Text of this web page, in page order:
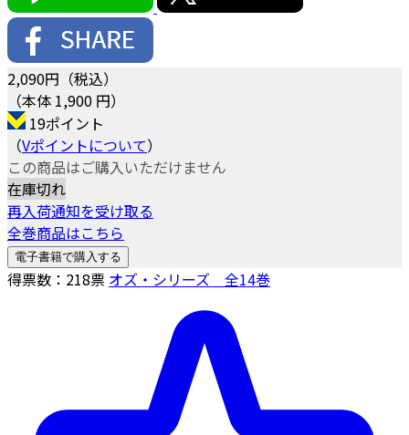
2,090円（税込）
（本体 1,900 円）
19ポイント
（Vポイントについて）
この商品はご購入いただけません
在庫切れ
再入荷通知を受け取る
全巻商品はこちら
電子書籍で購入する
得票数： 218票 オズ・シリーズ 全14巻